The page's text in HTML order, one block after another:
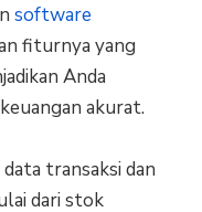
software
fiturnya yang
Anda
akurat.
transaksi dan
dari stok